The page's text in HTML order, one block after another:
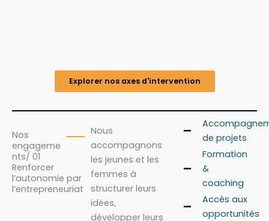
Explorer nos axes d'intervention
Nos
engageme
nts/ 01
Renforcer
l’autonomie par
l’entrepreneuriat
Nous
accompagnons
les jeunes et les
femmes à
structurer leurs
idées,
développer leurs
de projets
Formation
&
coaching
Accès aux
opportunités